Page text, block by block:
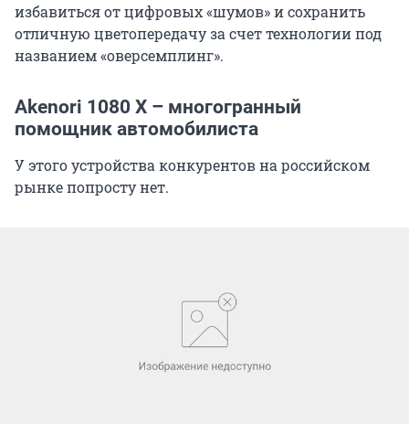
избавиться от цифровых «шумов» и сохранить
отличную цветопередачу за счет технологии под
названием «оверсемплинг».
Akenori 1080 X – многогранный
помощник автомобилиста
У этого устройства конкурентов на российском
рынке попросту нет.